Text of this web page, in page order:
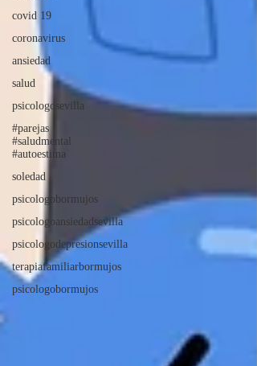
covid 19
coronavirus
ansiedad
salud
psicologosevilla
#parejas
#saludmental
#autoestima
soledad
psicologobormujos
psicologoansiedadsevilla
psicologodepresionsevilla
terapiafamiliarbormujos
psicologobormujos